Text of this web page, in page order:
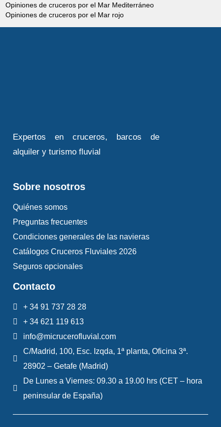
Opiniones de cruceros por el Mar Mediterráneo
Opiniones de cruceros por el Mar rojo
Expertos en cruceros, barcos de
alquiler y turismo fluvial
Sobre nosotros
Quiénes somos
Preguntas frecuentes
Condiciones generales de las navieras
Catálogos Cruceros Fluviales 2026
Seguros opcionales
Contacto
+ 34 91 737 28 28
+ 34 621 119 613
info@micrucerofluvial.com
C/Madrid, 100, Esc. Izqda, 1ª planta, Oficina 3ª.
28902 – Getafe (Madrid)
De Lunes a Viernes: 09.30 a 19.00 hrs (CET – hora
peninsular de España)